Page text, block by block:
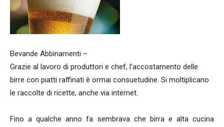
Bevande Abbinamenti –
Grazie al lavoro di produttori e chef, l’accostamento delle
birre con piatti raffinati è ormai consuetudine. Si moltiplicano
le raccolte di ricette, anche via internet.
Fino a qualche anno fa sembrava che birra e alta cucina